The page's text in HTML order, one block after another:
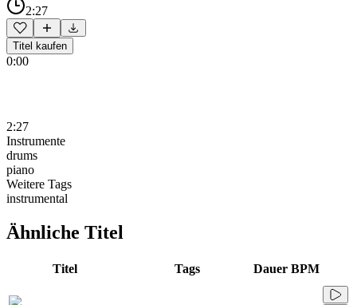
2:27
Titel kaufen
0:00
2:27
Instrumente
drums
piano
Weitere Tags
instrumental
Ähnliche Titel
Titel Tags Dauer BPM